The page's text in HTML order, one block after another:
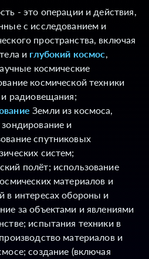
- это операции и действия,
с исследованием и
пространства, включая
и глубокий космос,
космические
космической техники
и радиовещания;
Земли из космоса,
и
спутниковых
систем;
полёт; использование
материалов и
в интересах обороны и
за объектами и явлениями
испытания техники в
материалов и
создание (включая